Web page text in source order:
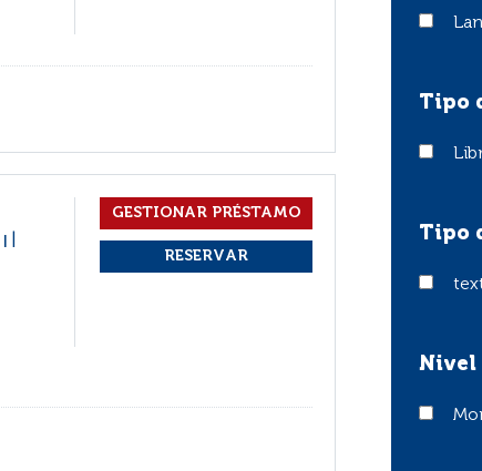
Lanata,
Tipo
Libro
Tipo
texto
Nivel